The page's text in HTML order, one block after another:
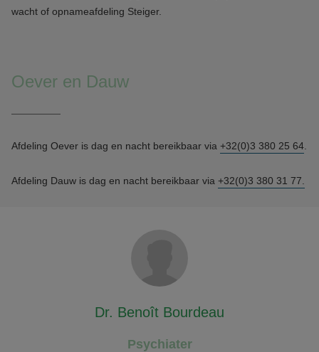
wacht of opnameafdeling Steiger.
Oever en Dauw
Afdeling Oever is dag en nacht bereikbaar via +32(0)3 380 25 64
Afdeling Dauw is dag en nacht bereikbaar via +32(0)3 380 31 77.
Dr. Benoît Bourdeau
Psychiater